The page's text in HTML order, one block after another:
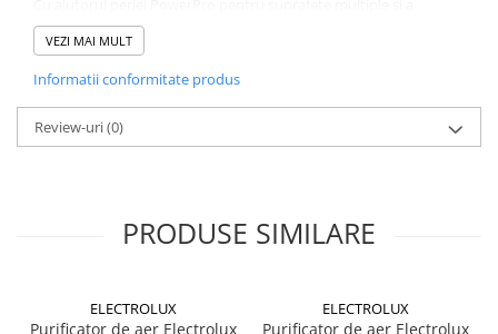
motorului de curent continuu foarte fiabil, se asigura o eficienta
de aspirare de pana la 99% pentru praful fin, pe pardoseli dure.
Aspira mai mult timp fara a schimba
filtrul
Separatorul ciclonic imbunatatit reduce infundarea filtrului,
Pana la 50 de minute de aspirare la
de mana, poti curata mai multe zone fara a fi necesar sa incarci
bateria. Acumulatorul cu 6 celule de inalta calitate asigura o
VEZI MAI MULT
Informatii conformitate produs
Review-uri(0)
PRODUSE SIMILARE
ELECTROLUX
Purificator de aer Electrolux
ELECTROLUX
Purificator de aer Electrolux